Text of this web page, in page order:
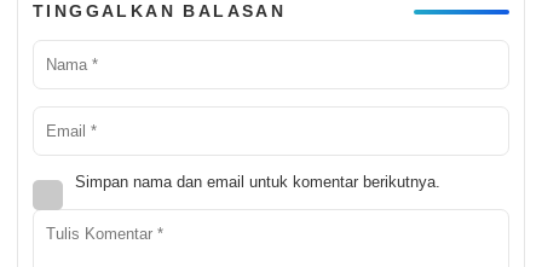
TINGGALKAN BALASAN
Simpan nama dan email untuk komentar berikutnya.